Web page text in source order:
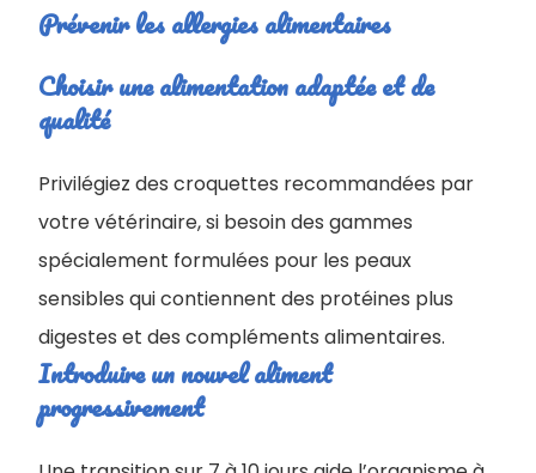
Prévenir les allergies alimentaires
Choisir une alimentation adaptée et de
qualité
Privilégiez des croquettes recommandées par
votre vétérinaire, si besoin des gammes
spécialement formulées pour les peaux
sensibles qui contiennent des protéines plus
digestes et des compléments alimentaires.
Introduire un nouvel aliment
progressivement